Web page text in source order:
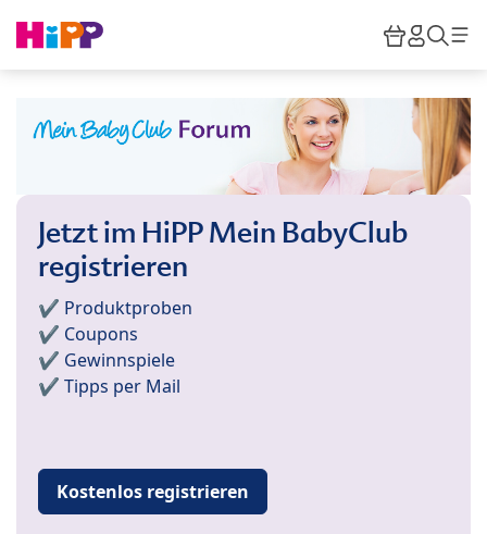
HiPP
Jetzt im HiPP Mein BabyClub
registrieren
✔️ Produktproben
✔️ Coupons
✔️ Gewinnspiele
✔️ Tipps per Mail
Kostenlos registrieren